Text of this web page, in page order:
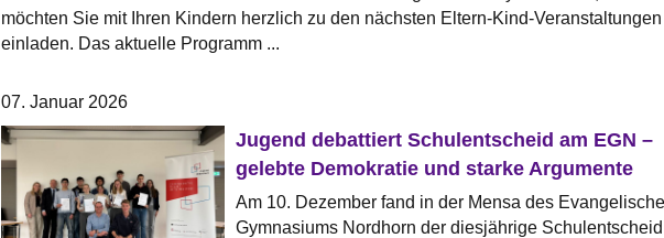
möchten Sie mit Ihren Kindern herzlich zu den nächsten Eltern-Kind-Veranstaltungen
einladen. Das aktuelle Programm ...
07. Januar 2026
Jugend debattiert Schulentscheid am EGN –
gelebte Demokratie und starke Argumente
Am 10. Dezember fand in der Mensa des
Gymnasiums Nordhorn der diesjährige Schulentscheid